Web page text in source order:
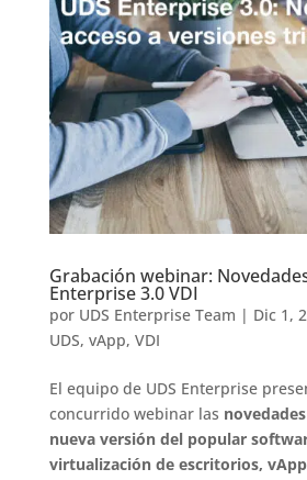
Grabación webinar:
Enterprise 3.0 VDI
por UDS Enterprise Team | Dic 1,
UDS, vApp, VDI
El equipo de UDS Enterprise
concurrido webinar las
nueva versión del popular
virtualización de escritorios,